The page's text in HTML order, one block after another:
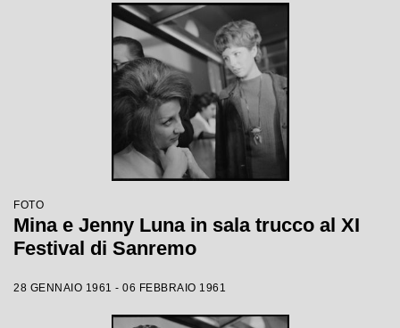
FOTO
Mina e Jenny Luna in sala trucco al XI
Festival di Sanremo
28 GENNAIO 1961 - 06 FEBBRAIO 1961